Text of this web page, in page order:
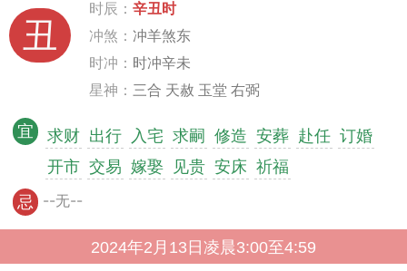
丑
时辰： 辛丑时
冲煞： 冲羊煞东
时冲： 时冲辛未
星神： 三合 天赦 玉堂 右弼
宜 求财 出行 入宅 求嗣 修造 安葬 赴任 订婚
开市 交易 嫁娶 见贵 安床 祈福
忌 --无--
2024年2月13日凌晨3:00至4:59